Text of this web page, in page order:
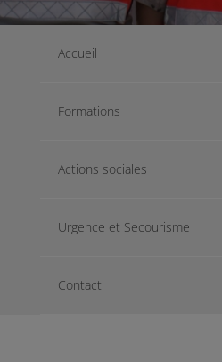
Accueil
Formations
Actions sociales
Urgence et Secourisme
Contact